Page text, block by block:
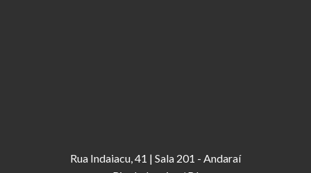
Rua Indaiacu, 41 | Sala 201 - Andaraí